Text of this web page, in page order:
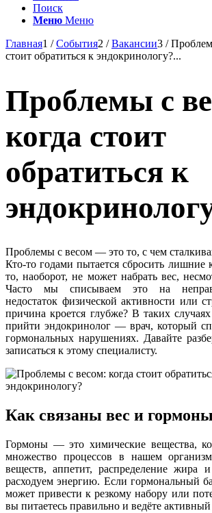
Поиск
Меню Меню
Главная1 / События2 / Вакансии3 /
стоит обратиться к эндокринологу?...
Проблемы с
когда стоит
обратиться к
Проблемы с весом — это то, с чем
Кто-то годами пытается сбросить лишние
то, наоборот, не может набрать вес,
Часто мы списываем это на
недостаток физической активности или
причина кроется глубже? В таких
прийти эндокринолог — врач, который
гормональных нарушениях. Давайте
записаться к этому специалисту.
Как связаны вес и
Гормоны — это химические вещества,
множество процессов в нашем
веществ, аппетит, распределение
расходуем энергию. Если гормональный
может привести к резкому набору или
вы питаетесь правильно и ведёте